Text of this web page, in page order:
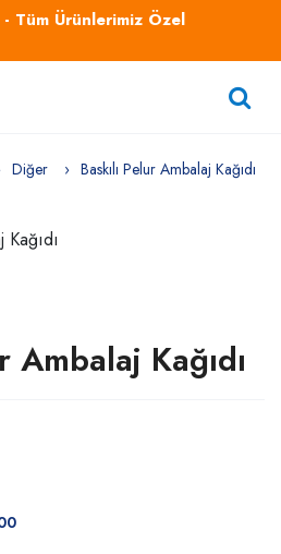
- Tüm Ürünlerimiz Özel
Diğer Baskılı Pelur Ambalaj Kağıdı
Ambalaj Kağıdı